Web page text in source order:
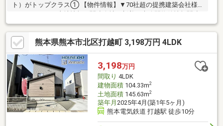
ト）がトップクラス① 【物件情報】▼70社超の提携建築会社様
モデルハウスや土地情報▼関連会社の新着・未公開物件情報関連
会社にグッドバイバイ② 【提案力】▼住宅ローン提携金融機関
が多数▼後悔しないためのライフプランシミュレーション家計
（生命保険や通信費）の見直しのプロ在籍③ 【アフターサポー
ト】▼税金面等のアドバイス資金贈与や住宅ローン控除等▼お引
渡し後のアフターサポートお引渡し後のリフォームもお任せ！将
来的な売却・賃貸等の運用サポートも
熊本県熊本市北区打越町 3,198万円 4LDK
3,198万円
間取り 4LDK
建物面積104.33m2
土地面積145.63m2
築年月 2025年4月(築1年5ヶ月)
熊本電気鉄道 打越駅 徒歩10分